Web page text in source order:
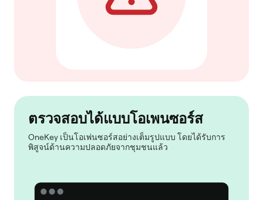
ตรวจสอบได้แบบโอเพนซอร์ส
OneKey เป็นโอเพ่นซอร์สอย่างเต็มรูปแบบ โดยได้รับการ
พิสูจน์ด้านความปลอดภัยจากชุมชนแล้ว